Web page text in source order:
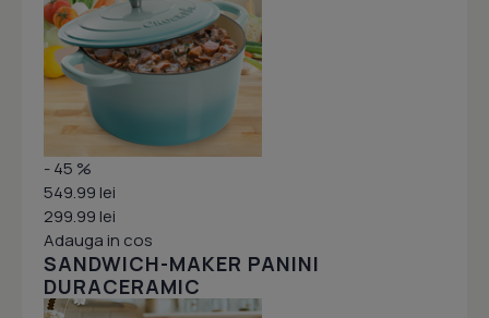
- 45 %
549.99 lei
299.99 lei
Adauga in cos
SANDWICH-MAKER PANINI
DURACERAMIC